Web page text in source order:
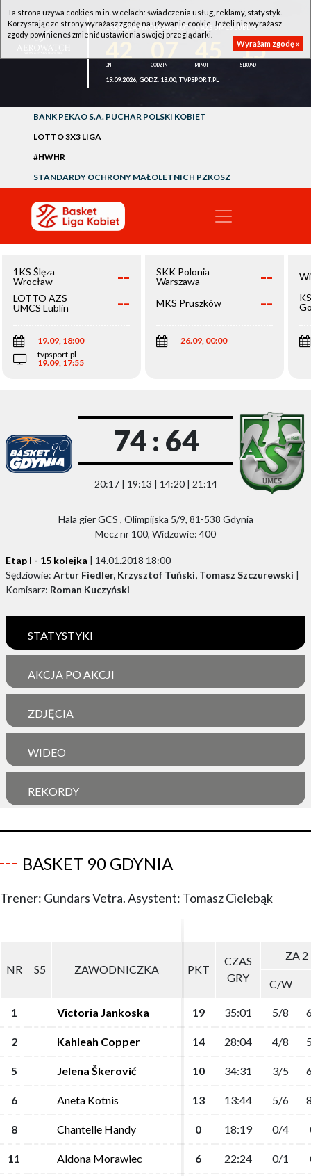
1KS ŚLĘZA WROCŁAW - LOTTO AZS UMCS LUBLIN
15
19.09.2026, GODZ. 18:00, TVPSPORT.PL
BANK PEKAO S.A. PUCHAR POLSKI KOBIET
LOTTO 3X3 LIGA
#HWHR
STANDARDY OCHRONY MAŁOLETNICH PZKOSZ
1KS Ślęza
Wrocław
--
LOTTO AZS
UMCS Lublin
--
19.09, 18:00
tvpsport.pl
19.09, 17:55
SKK Polonia
Warszawa
--
MKS Pruszków --
26.09, 00:00
74 : 64
20:17 | 19:13 | 14:20 | 21:14
Hala gier GCS , Olimpijska 5/9, 81-538 Gdynia
Mecz nr 100, Widzowie: 400
Etap I - 15 kolejka | 14.01.2018 18:00
Sędziowie: Artur Fiedler, Krzysztof Tuński, Tomasz Szczurewski |
Komisarz: Roman Kuczyński
STATYSTYKI
AKCJA PO AKCJI
ZDJĘCIA
WIDEO
REKORDY
BASKET 90 GDYNIA
Trener: Gundars Vetra. Asystent: Tomasz Cielebąk
NR S5 ZAWODNICZKA PKT
CZAS
GRY
ZA 2
C/W
1 Victoria Jankoska 19 35:01 5/8
2 Kahleah Copper 14 28:04 4/8
5 Jelena Škerović 10 34:31 3/5
6 Aneta Kotnis 13 13:44 5/6
8 Chantelle Handy 0 18:19 0/4
11 Aldona Morawiec 6 22:24 0/1
NR S5 ZAWODNICZKA PKT
CZAS
GRY
ZA 2
C/W
1 Victoria Jankoska 19 35:01 5/8
2 Kahleah Copper 14 28:04 4/8
5 Jelena Škerović 10 34:31 3/5
6 Aneta Kotnis 13 13:44 5/6
8 Chantelle Handy 0 18:19 0/4
11 Aldona Morawiec 6 22:24 0/1
Ta strona używa cookies m.in. w celach: świadczenia usług, reklamy, statystyk.
Korzystając ze strony wyrażasz zgodę na używanie cookie. Jeżeli nie wyrażasz
zgody powinieneś zmienić ustawienia swojej przeglądarki.
Wyrażam zgodę »